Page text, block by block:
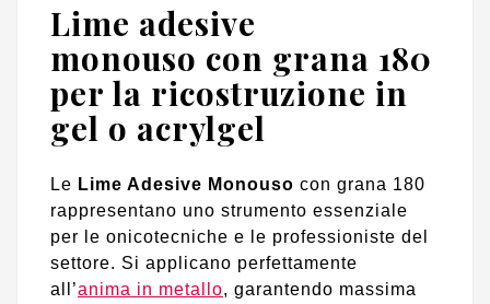
Lime adesive
monouso con grana 180
per la ricostruzione in
gel o acrylgel
Le Lime Adesive Monouso con grana 180
rappresentano uno strumento essenziale
per le onicotecniche e le professioniste del
settore. Si applicano perfettamente
all’anima in metallo, garantendo massima